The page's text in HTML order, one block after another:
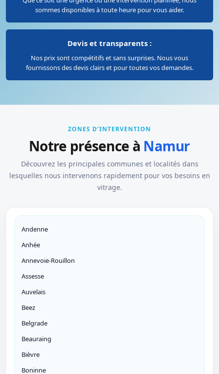
sommes disponibles à toute heure pour vous aider.
Devis et transparents :
Nos prix sont compétitifs et sans surprises. Nous vous
fournissons des devis clairs et pour toutes vos demandes.
ZONES D’INTERVENTION
Notre présence à Namur
Découvrez les principales communes et localités dans
lesquelles nous intervenons rapidement pour vos besoins en
vitrage.
Andenne
Anhée
Annevoie-Rouillon
Assesse
Auvelais
Beez
Belgrade
Beauraing
Bièvre
Boninne